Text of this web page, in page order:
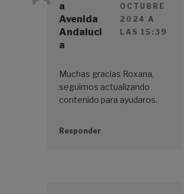
a
Avenida
Andaluci
a
OCTUBRE
2024 A
LAS 15:39
Muchas gracias Roxana,
seguimos actualizando
contenido para ayudaros.
Responder